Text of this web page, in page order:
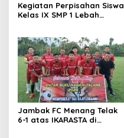
Kegiatan Perpisahan Siswa
Kelas IX SMP 1 Lebah
Sorotan Tajam
Jambak FC Menang Telak
6-1 atas IKARASTA di